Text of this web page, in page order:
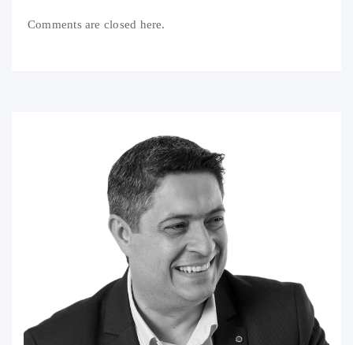
Comments are closed here.